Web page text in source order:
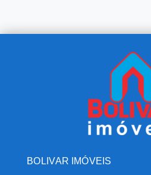
BOLIVAR IMÓVEIS